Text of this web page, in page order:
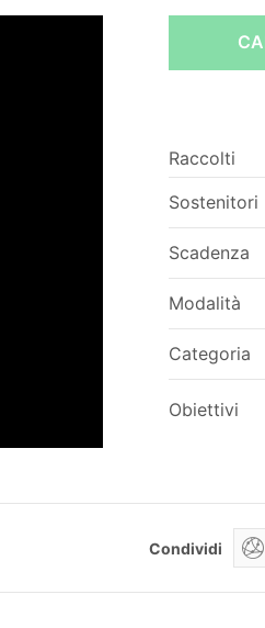
Raccolti
Sostenitori
Scadenza
Modalità
Categoria
Obiettivi
Condividi